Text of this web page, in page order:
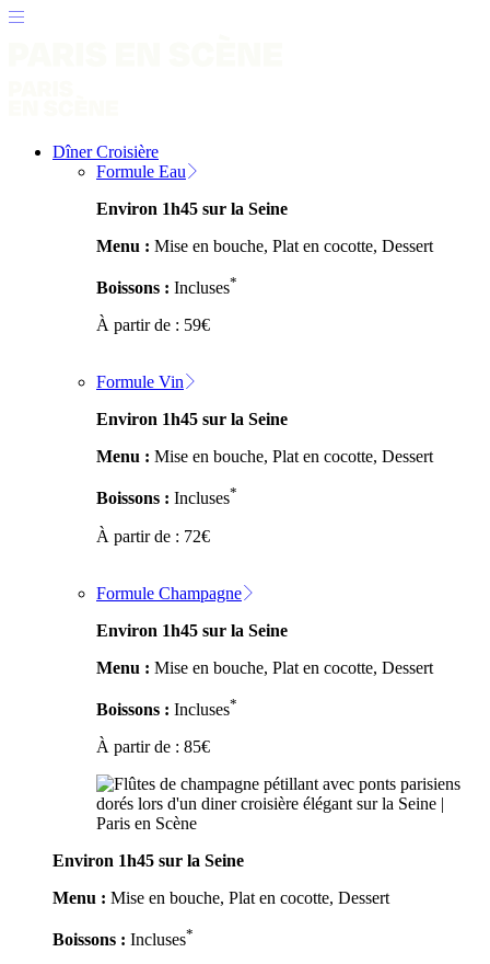
Dîner Croisière
Formule Eau
Environ 1h45 sur la Seine
Menu : Mise en bouche, Plat en cocotte, Dessert
Boissons : Incluses*
À partir de : 59€
Formule Vin
Environ 1h45 sur la Seine
Menu : Mise en bouche, Plat en cocotte, Dessert
Boissons : Incluses*
À partir de : 72€
Formule Champagne
Environ 1h45 sur la Seine
Menu : Mise en bouche, Plat en cocotte, Dessert
Boissons : Incluses*
À partir de : 85€
Environ 1h45 sur la Seine
Menu : Mise en bouche, Plat en cocotte, Dessert
Boissons : Incluses*